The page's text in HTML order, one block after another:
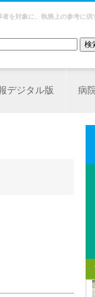
を対象に、執務上の参考に
デジタル版 病